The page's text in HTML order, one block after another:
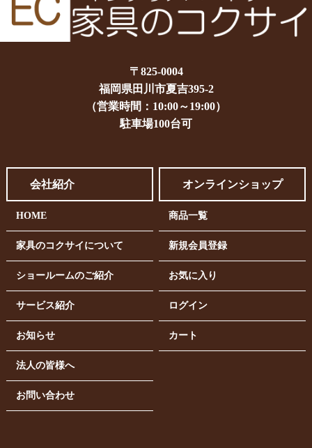
〒825-0004
福岡県田川市夏吉395-2
（営業時間：10:00～19:00）
駐車場100台可
会社紹介
HOME
家具のコクサイについて
ショールームのご紹介
サービス紹介
お知らせ
法人の皆様へ
お問い合わせ
オンラインショップ
商品一覧
新規会員登録
お気に入り
ログイン
カート